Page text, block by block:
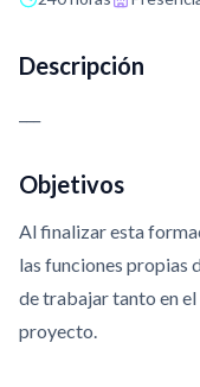
Descripción
Objetivos
Al finalizar esta
las funciones propias
de trabajar tanto en
proyecto.